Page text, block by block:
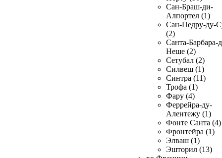
Сан-Браш-ди-
Алпортел (1)
Сан-Педру-ду-
(2)
Санта-Барбара-
Неше (2)
Сетубал (2)
Силвеш (1)
Синтра (11)
Трофа (1)
Фару (4)
Феррейра-ду-
Алентежу (1)
Фонте Санта (4)
Фронтейра (1)
Элваш (1)
Эшторил (13)